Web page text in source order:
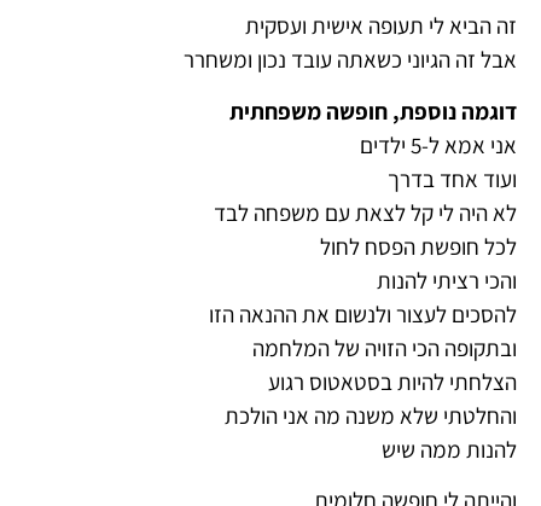
זה הביא לי תעופה אישית ועסקית
אבל זה הגיוני כשאתה עובד נכון ומשחרר
דוגמה נוספת, חופשה משפחתית
אני אמא ל-5 ילדים
ועוד אחד בדרך
לא היה לי קל לצאת עם משפחה לבד
לכל חופשת הפסח לחול
והכי רציתי להנות
להסכים לעצור ולנשום את ההנאה הזו
ובתקופה הכי הזויה של המלחמה
הצלחתי להיות בסטאטוס רגוע
והחלטתי שלא משנה מה אני הולכת
להנות ממה שיש
והייתה לי חופשה חלומית